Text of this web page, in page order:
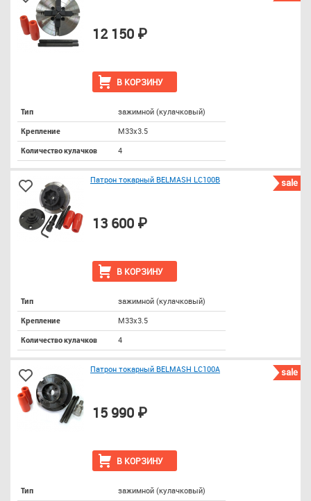
В КОРЗИНУ
12 150 ₽
Тип зажимной (кулачковый)
Крепление M33х3.5
Количество кулачков 4
sale
Патрон токарный BELMASH LC100B
В КОРЗИНУ
13 600 ₽
Тип зажимной (кулачковый)
Крепление M33х3.5
Количество кулачков 4
sale
Патрон токарный BELMASH LC100A
В КОРЗИНУ
15 990 ₽
Тип зажимной (кулачковый)